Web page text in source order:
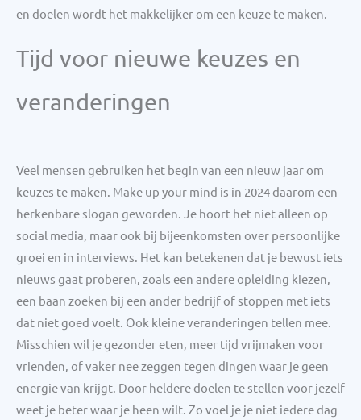
en doelen wordt het makkelijker om een keuze te maken.
Tijd voor nieuwe keuzes en
veranderingen
Veel mensen gebruiken het begin van een nieuw jaar om
keuzes te maken. Make up your mind is in 2024 daarom een
herkenbare slogan geworden. Je hoort het niet alleen op
social media, maar ook bij bijeenkomsten over persoonlijke
groei en in interviews. Het kan betekenen dat je bewust iets
nieuws gaat proberen, zoals een andere opleiding kiezen,
een baan zoeken bij een ander bedrijf of stoppen met iets
dat niet goed voelt. Ook kleine veranderingen tellen mee.
Misschien wil je gezonder eten, meer tijd vrijmaken voor
vrienden, of vaker nee zeggen tegen dingen waar je geen
energie van krijgt. Door heldere doelen te stellen voor jezelf
weet je beter waar je heen wilt. Zo voel je je niet iedere dag